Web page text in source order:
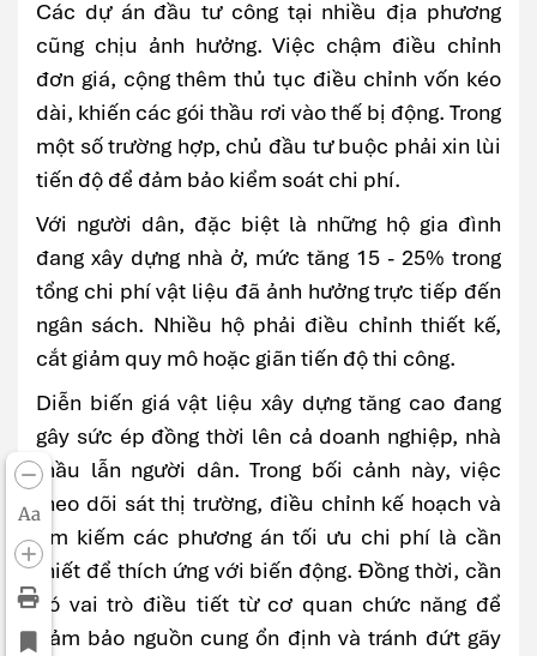
Aa
Các dự án đầu tư công tại nhiều địa phương
cũng chịu ảnh hưởng. Việc chậm điều chỉnh
đơn giá, cộng thêm thủ tục điều chỉnh vốn kéo
dài, khiến các gói thầu rơi vào thế bị động. Trong
một số trường hợp, chủ đầu tư buộc phải xin lùi
tiến độ để đảm bảo kiểm soát chi phí.
Với người dân, đặc biệt là những hộ gia đình
đang xây dựng nhà ở, mức tăng 15 - 25% trong
tổng chi phí vật liệu đã ảnh hưởng trực tiếp đến
ngân sách. Nhiều hộ phải điều chỉnh thiết kế,
cắt giảm quy mô hoặc giãn tiến độ thi công.
Diễn biến giá vật liệu xây dựng tăng cao đang
gây sức ép đồng thời lên cả doanh nghiệp, nhà
thầu lẫn người dân. Trong bối cảnh này, việc
theo dõi sát thị trường, điều chỉnh kế hoạch và
tìm kiếm các phương án tối ưu chi phí là cần
thiết để thích ứng với biến động. Đồng thời, cần
có vai trò điều tiết từ cơ quan chức năng để
đảm bảo nguồn cung ổn định và tránh đứt gãy